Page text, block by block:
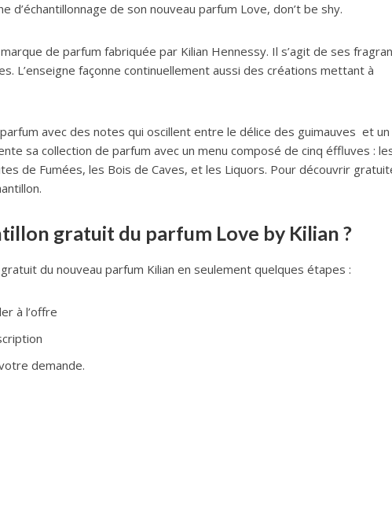
d’échantillonnage de son nouveau parfum Love, don’t be shy.
de parfum fabriquée par Kilian Hennessy. Il s’agit de ses
L’enseigne façonne continuellement aussi des créations mettant à
avec des notes qui oscillent entre le délice des guimauves et un
sa collection de parfum avec un menu composé de cinq éffluves :
de Fumées, les Bois de Caves, et les Liquors. Pour découvrir
gratuit du parfum Love by Kilian ?
du nouveau parfum Kilian en seulement quelques étapes :
à l’offre
demande.